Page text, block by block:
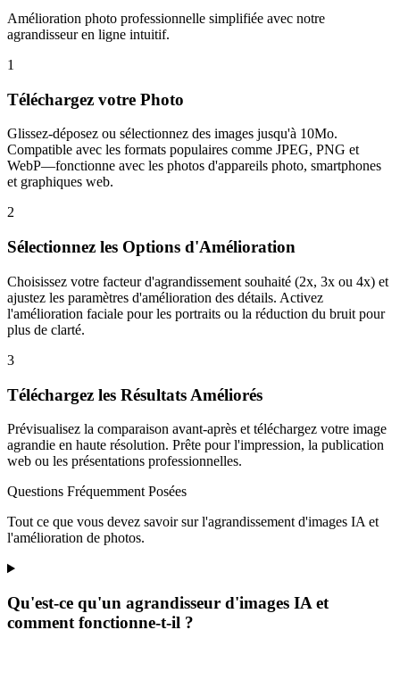
Amélioration photo professionnelle simplifiée avec notre
agrandisseur en ligne intuitif.
1
Téléchargez votre Photo
Glissez-déposez ou sélectionnez des images jusqu'à 10Mo.
Compatible avec les formats populaires comme JPEG, PNG et
WebP—fonctionne avec les photos d'appareils photo, smartphones
et graphiques web.
2
Sélectionnez les Options d'Amélioration
Choisissez votre facteur d'agrandissement souhaité (2x, 3x ou 4x) et
ajustez les paramètres d'amélioration des détails. Activez
l'amélioration faciale pour les portraits ou la réduction du bruit pour
plus de clarté.
3
Téléchargez les Résultats Améliorés
Prévisualisez la comparaison avant-après et téléchargez votre image
agrandie en haute résolution. Prête pour l'impression, la publication
web ou les présentations professionnelles.
Questions Fréquemment Posées
Tout ce que vous devez savoir sur l'agrandissement d'images IA et
l'amélioration de photos.
Qu'est-ce qu'un agrandisseur d'images IA et
comment fonctionne-t-il ?